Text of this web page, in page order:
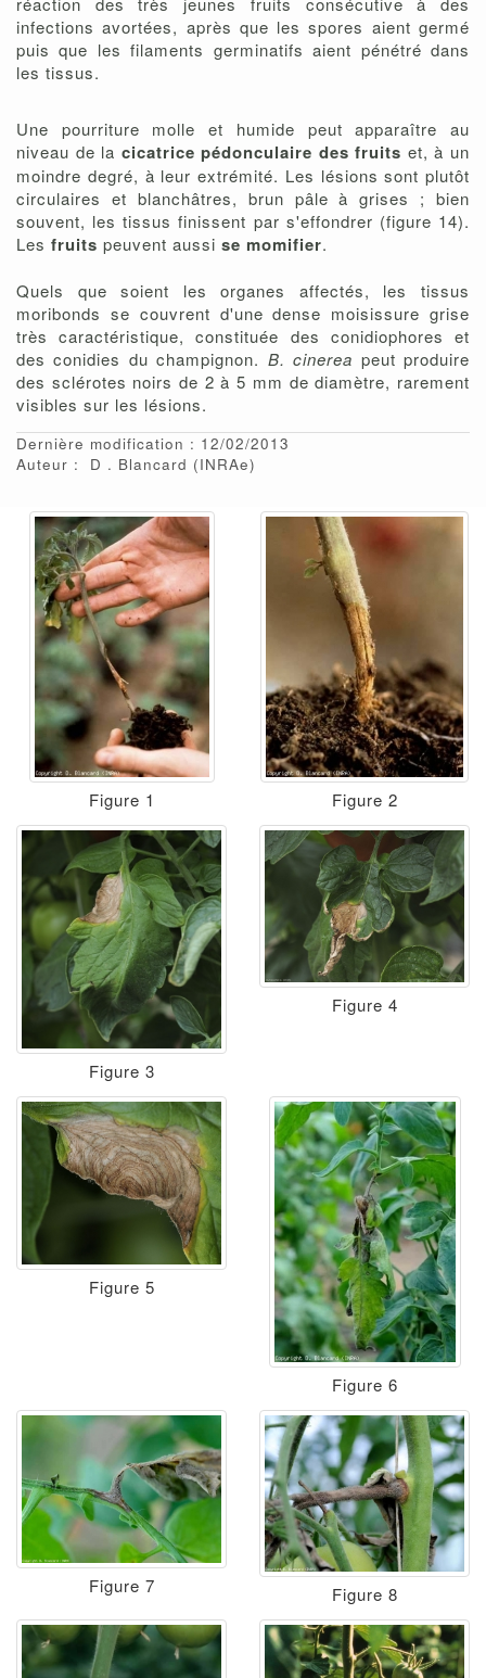
infections avortées, après que les spores aient germé
puis que les filaments germinatifs aient pénétré dans
les tissus.
Une pourriture molle et humide peut apparaître au
niveau de la cicatrice pédonculaire des fruits et, à un
moindre degré, à leur extrémité. Les lésions sont plutôt
circulaires et blanchâtres, brun pâle à grises ; bien
souvent, les tissus finissent par s'effondrer (figure 14).
Les fruits peuvent aussi se momifier.
Quels que soient les organes affectés, les tissus
moribonds se couvrent d'une dense moisissure grise
très caractéristique, constituée des conidiophores et
des conidies du champignon. B. cinerea peut produire
des sclérotes noirs de 2 à 5 mm de diamètre, rarement
visibles sur les lésions.
Dernière modification : 12/02/2013
Auteur :
D Blancard (INRAe)
Figure 1 Figure 2
Figure 3
Figure 4
Figure 5
Figure 6
Figure 7 Figure 8